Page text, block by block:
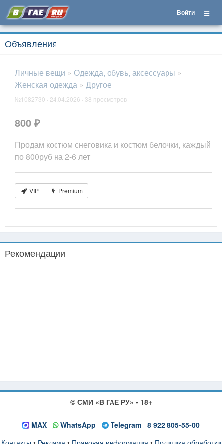
Войти
Объявления
Личные вещи » Одежда, обувь, аксессуары »
Женская одежда » Другое
№1082730 · 24.04.2026 · 38 просмотров
800 ₽
Продам костюм снеговика и костюм белочки, каждый
по 800руб на 2-6 лет
VIP Premium
Рекомендации
© СМИ «В ГАЕ РУ» • 18+
MAX WhatsApp Telegram 8 922 805-55-00
Контакты • Реклама • Правовая информация • Политика обработки